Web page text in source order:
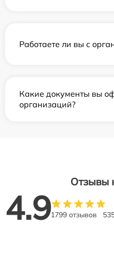
Работаете ли вы с
Какие документы вы
организаций?
Отзывы
4.91799 отзывов